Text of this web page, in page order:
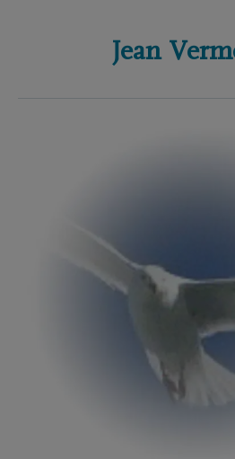
Jean